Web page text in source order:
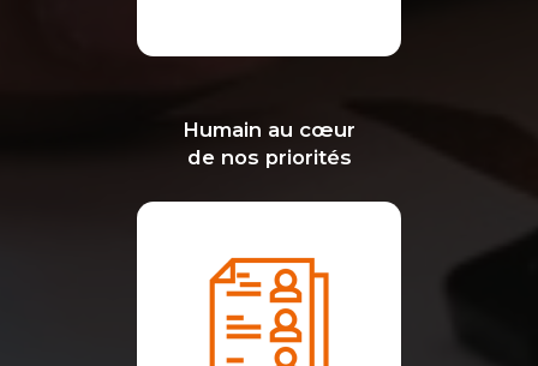
Humain au cœur
de nos priorités